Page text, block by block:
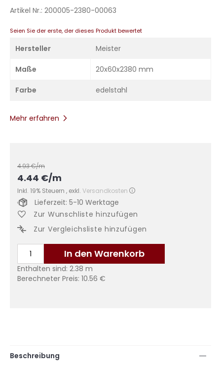
Artikel Nr.: 200005-2380-00063
Seien Sie der erste, der dieses Produkt bewertet
Hersteller Meister
Maße 20x60x2380 mm
Farbe edelstahl
Mehr erfahren
4.93€/m
4.44 €/m
Inkl. 19% Steuern , exkl. Versandkosten
In den Warenkorb
Enthalten sind: 2.38 m
Berechneter Preis: 10.56 €
Lieferzeit: 5-10 Werktage
Zur Wunschliste hinzufügen
Zur Vergleichsliste hinzufügen
Beschreibung